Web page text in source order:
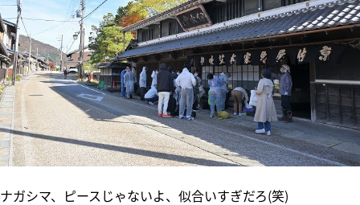
ナガシマ、ピースじゃないよ、似合いすぎだろ(笑)